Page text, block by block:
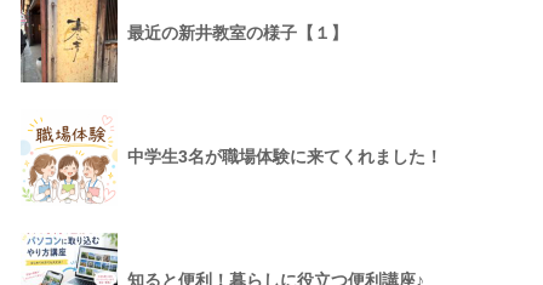
最近の新井教室の様子【１】
中学生3名が職場体験に来てくれました！
知ると便利！暮らしに役立つ便利講座♪